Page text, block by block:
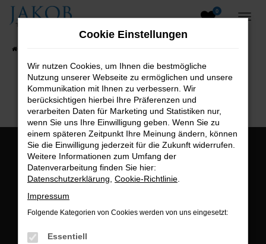
Zum
0
B2B-Shop
Öffnungszeiten:
Montag bis Freitag:
Postadresse:
Cookie Einstellungen
Wir nutzen Cookies, um Ihnen die bestmögliche
Nutzung unserer Webseite zu ermöglichen und unsere
Kommunikation mit Ihnen zu verbessern. Wir
berücksichtigen hierbei Ihre Präferenzen und
verarbeiten Daten für Marketing und Statistiken nur,
wenn Sie uns Ihre Einwilligung geben. Wenn Sie zu
einem späteren Zeitpunkt Ihre Meinung ändern, können
Sie die Einwilligung jederzeit für die Zukunft widerrufen.
Weitere Informationen zum Umfang der
Datenverarbeitung finden Sie hier:
Datenschutzerklärung Cookie-Richtlinie
Impressum
Folgende Kategorien von Cookies werden von uns eingesetzt:
Essentiell